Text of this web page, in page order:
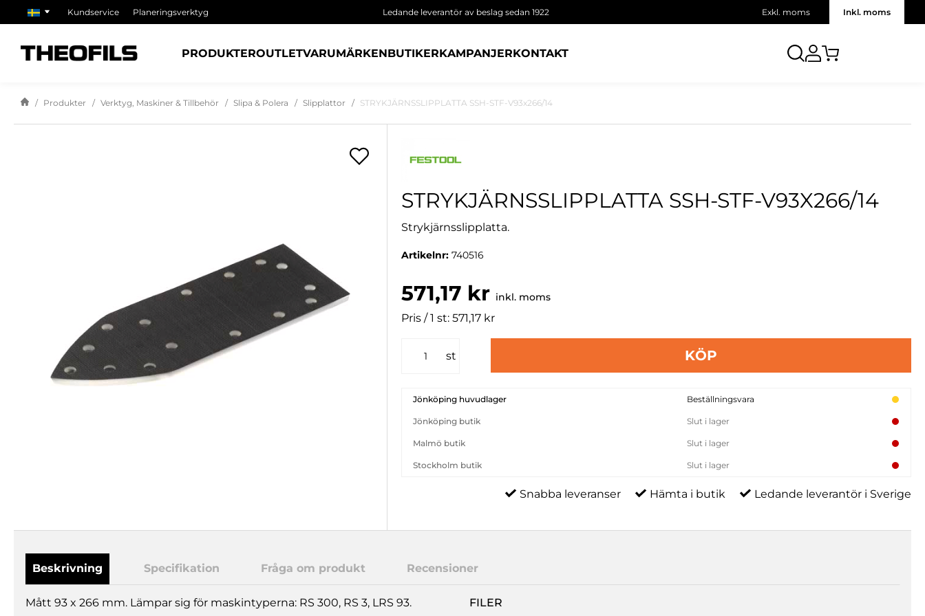
Kundservice Planeringsverktyg Ledande leverantör av beslag sedan 1922 Exkl. moms Inkl. moms
PRODUKTEROUTLETVARUMÄRKENBUTIKERKAMPANJERKONTAKT
Produkter Verktyg, Maskiner & Tillbehör Slipa & Polera Slipplattor STRYKJÄRNSSLIPPLATTA SSH-STF-V93x266/14
STRYKJÄRNSSLIPPLATTA SSH-STF-V93X266/14
Strykjärnsslipplatta.
Artikelnr:740516
571,17 kr inkl. moms
Pris / 1 st: 571,17 kr
st KÖP
Jönköping huvudlager Beställningsvara
Jönköping butik Slut i lager
Malmö butik Slut i lager
Stockholm butik Slut i lager
Snabba leveranser Hämta i butik Ledande leverantör i Sverige
Beskrivning Specifikation Fråga om produkt Recensioner
Mått 93 x 266 mm. Lämpar sig för maskintyperna: RS 300, RS 3, LRS 93.
FILER